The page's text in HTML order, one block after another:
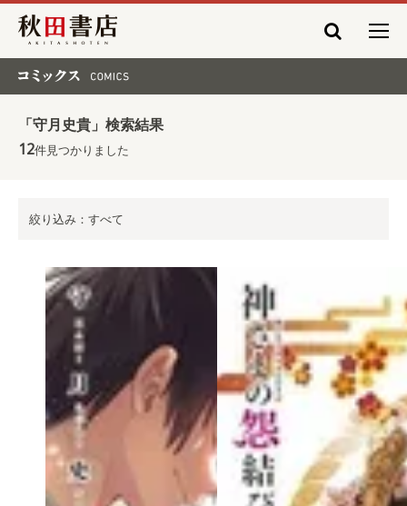
秋田書店
「守月史貴」検索結果
12件見つかりました
絞り込み：すべて